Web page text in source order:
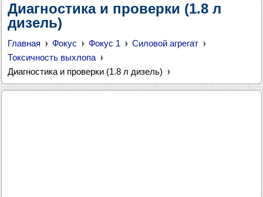
Диагностика и проверки (1.8 л
дизель)
Главная Фокус Фокус 1
Силовой агрегат
Токсичность выхлопа
Диагностика и проверки (1.8 л дизель)